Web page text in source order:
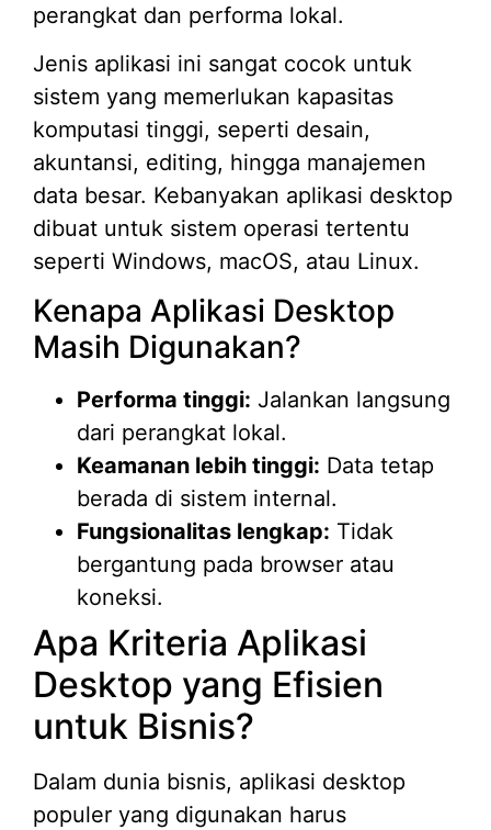
perangkat dan performa lokal.
Jenis aplikasi ini sangat cocok untuk
sistem yang memerlukan kapasitas
komputasi tinggi, seperti desain,
akuntansi, editing, hingga manajemen
data besar. Kebanyakan aplikasi desktop
dibuat untuk sistem operasi tertentu
seperti Windows, macOS, atau Linux.
Kenapa Aplikasi Desktop
Masih Digunakan?
Performa tinggi: Jalankan langsung
dari perangkat lokal.
Keamanan lebih tinggi: Data tetap
berada di sistem internal.
Fungsionalitas lengkap: Tidak
bergantung pada browser atau
koneksi.
Apa Kriteria Aplikasi
Desktop yang Efisien
untuk Bisnis?
Dalam dunia bisnis, aplikasi desktop
populer yang digunakan harus